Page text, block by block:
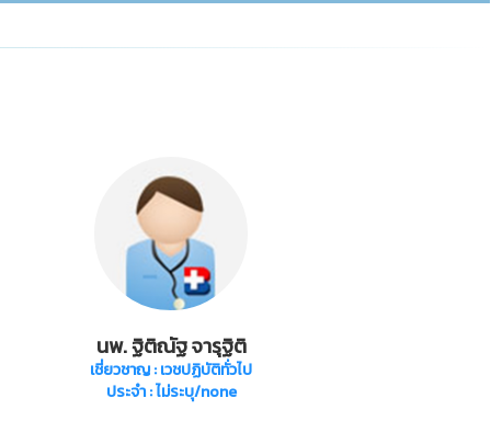
นพ. ฐิติณัฐ จารุฐิติ
เชี่ยวชาญ: เวชปฏิบัติทั่วไป
ประจำ : ไม่ระบุ/none